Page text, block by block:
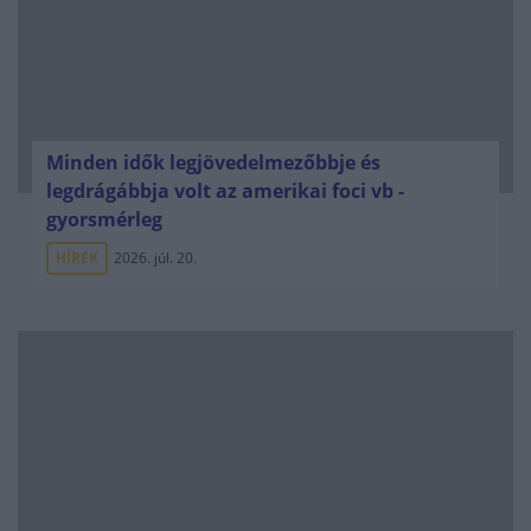
Minden idők legjövedelmezőbbje és
legdrágábbja volt az amerikai foci vb -
gyorsmérleg
HÍREK 2026. júl. 20.